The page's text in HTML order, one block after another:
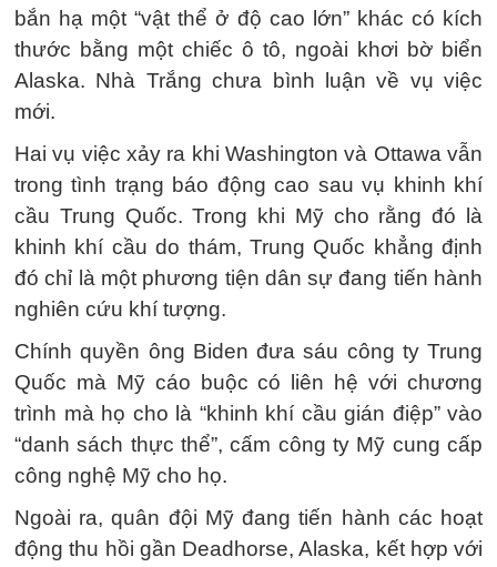
bắn hạ một “vật thể ở độ cao lớn” khác có kích
thước bằng một chiếc ô tô, ngoài khơi bờ biển
Alaska. Nhà Trắng chưa bình luận về vụ việc
mới.
Hai vụ việc xảy ra khi Washington và Ottawa vẫn
trong tình trạng báo động cao sau vụ khinh khí
cầu Trung Quốc. Trong khi Mỹ cho rằng đó là
khinh khí cầu do thám, Trung Quốc khẳng định
đó chỉ là một phương tiện dân sự đang tiến hành
nghiên cứu khí tượng.
Chính quyền ông Biden đưa sáu công ty Trung
Quốc mà Mỹ cáo buộc có liên hệ với chương
trình mà họ cho là “khinh khí cầu gián điệp” vào
“danh sách thực thể”, cấm công ty Mỹ cung cấp
công nghệ Mỹ cho họ.
Ngoài ra, quân đội Mỹ đang tiến hành các hoạt
động thu hồi gần Deadhorse, Alaska, kết hợp với